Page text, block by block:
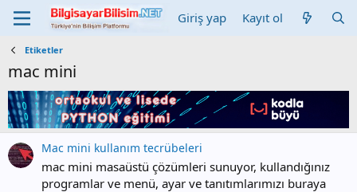
Giriş yap Kayıt ol
Etiketler
mac mini
Mac mini kullanım tecrübeleri
mac mini masaüstü çözümleri sunuyor, kullandığınız
programlar ve menü, ayar ve tanıtımlarımızı buraya